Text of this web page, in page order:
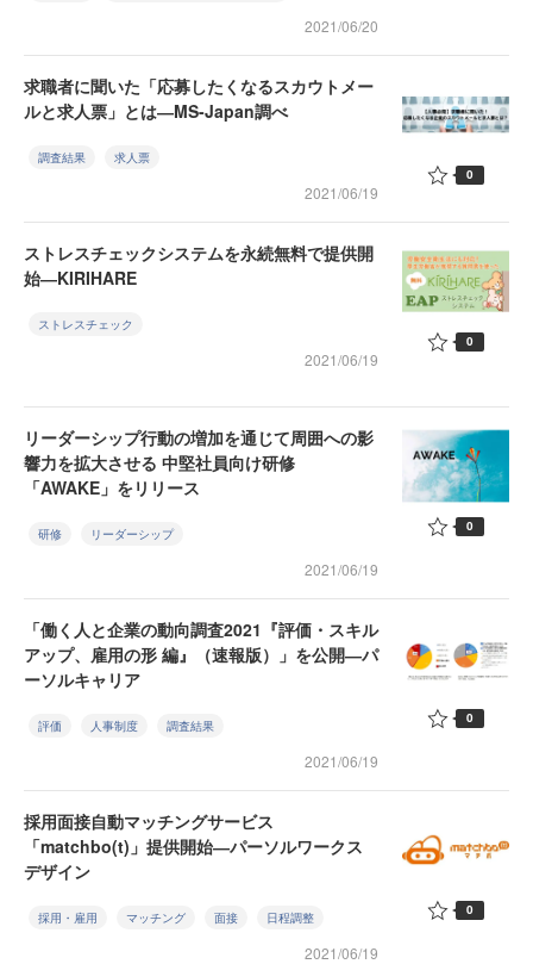
2021/06/20
求職者に聞いた「応募したくなるスカウトメー
ルと求人票」とは―MS-Japan調べ
調査結果 求人票
2021/06/19
0
ストレスチェックシステムを永続無料で提供開
始―KIRIHARE
ストレスチェック
2021/06/19
0
リーダーシップ行動の増加を通じて周囲への影
響力を拡大させる 中堅社員向け研修
「AWAKE」をリリース
研修 リーダーシップ
2021/06/19
0
「働く人と企業の動向調査2021『評価・スキル
アップ、雇用の形 編』（速報版）」を公開―パ
ーソルキャリア
評価 人事制度 調査結果
2021/06/19
0
採用面接自動マッチングサービス
「matchbo(t)」提供開始―パーソルワークス
デザイン
採用・雇用 マッチング 面接 日程調整
2021/06/19
0